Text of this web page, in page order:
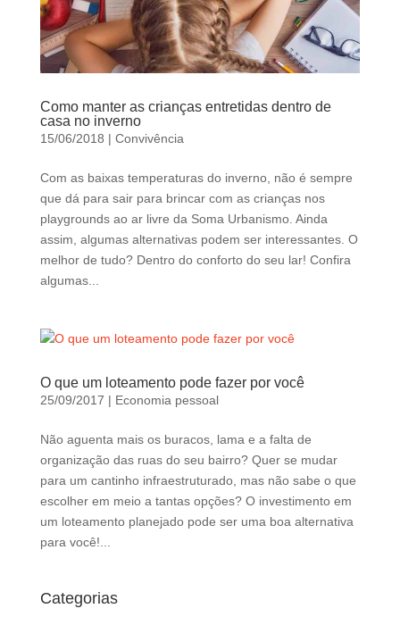
Como manter as crianças entretidas dentro de
casa no inverno
15/06/2018 | Convivência
Com as baixas temperaturas do inverno, não é sempre
que dá para sair para brincar com as crianças nos
playgrounds ao ar livre da Soma Urbanismo. Ainda
assim, algumas alternativas podem ser interessantes. O
melhor de tudo? Dentro do conforto do seu lar! Confira
algumas...
O que um loteamento pode fazer por você
25/09/2017 | Economia pessoal
Não aguenta mais os buracos, lama e a falta de
organização das ruas do seu bairro? Quer se mudar
para um cantinho infraestruturado, mas não sabe o que
escolher em meio a tantas opções? O investimento em
um loteamento planejado pode ser uma boa alternativa
para você!...
Categorias